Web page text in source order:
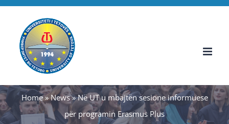
Home»News»Në UT u mbajtën sesione informuese
për programin Erasmus Plus